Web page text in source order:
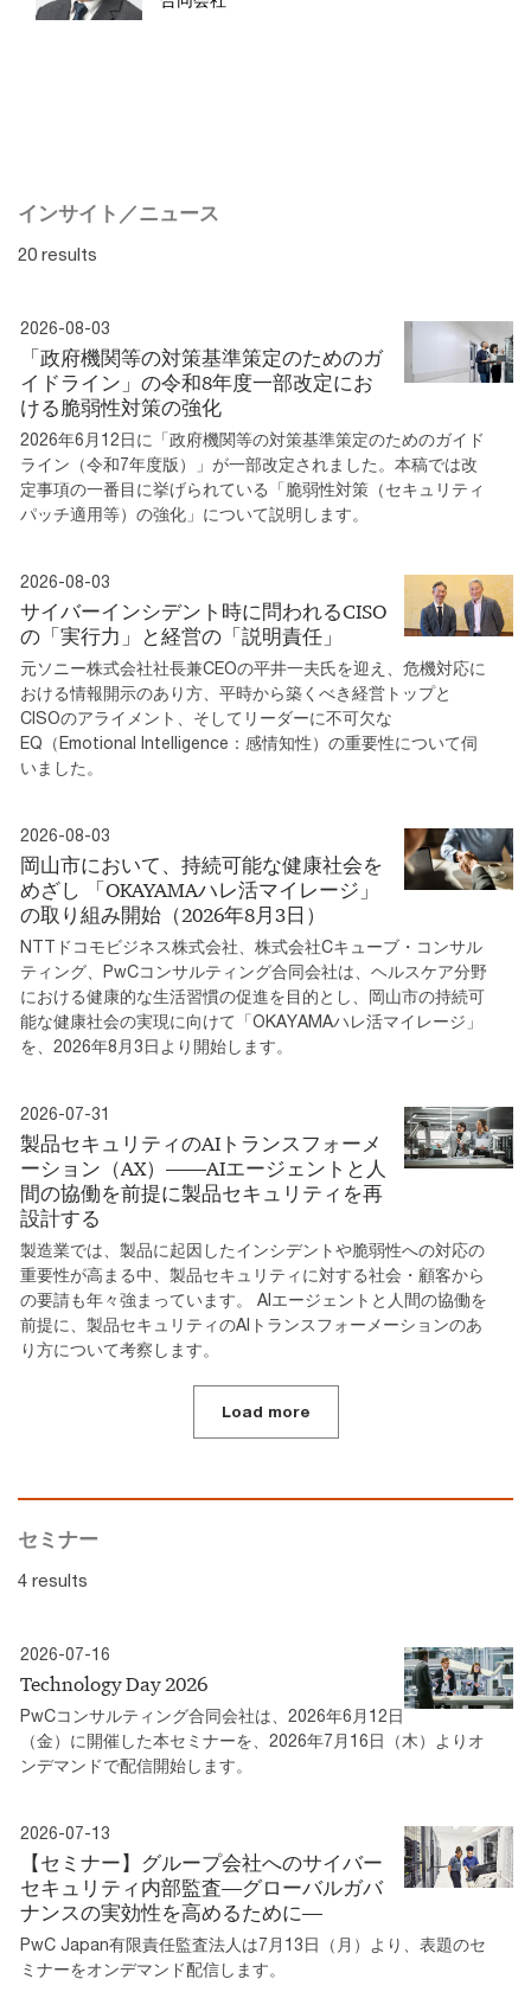
インサイト／ニュース
20 results
2026-08-03
「政府機関等の対策基準策定のためのガ
イドライン」の令和8年度一部改定にお
ける脆弱性対策の強化
2026年6月12日に「政府機関等の対策基準策定のためのガイド
ライン（令和7年度版）」が一部改定されました。本稿では改
定事項の一番目に挙げられている「脆弱性対策（セキュリティ
パッチ適用等）の強化」について説明します。
2026-08-03
サイバーインシデント時に問われるCISO
の「実行力」と経営の「説明責任」
元ソニー株式会社社長兼CEOの平井一夫氏を迎え、危機対応に
おける情報開示のあり方、平時から築くべき経営トップと
CISOのアライメント、そしてリーダーに不可欠な
EQ（Emotional Intelligence：感情知性）の重要性について伺
いました。
2026-08-03
岡山市において、持続可能な健康社会を
めざし 「OKAYAMAハレ活マイレージ」
の取り組み開始（2026年8月3日）
NTTドコモビジネス株式会社、株式会社Cキューブ・コンサル
ティング、PwCコンサルティング合同会社は、ヘルスケア分野
における健康的な生活習慣の促進を目的とし、岡山市の持続可
能な健康社会の実現に向けて「OKAYAMAハレ活マイレージ」
を、2026年8月3日より開始します。
2026-07-31
製品セキュリティのAIトランスフォーメ
ーション（AX）――AIエージェントと人
間の協働を前提に製品セキュリティを再
設計する
製造業では、製品に起因したインシデントや脆弱性への対応の
重要性が高まる中、製品セキュリティに対する社会・顧客から
の要請も年々強まっています。 AIエージェントと人間の協働を
前提に、製品セキュリティのAIトランスフォーメーションのあ
り方について考察します。
Load more
セミナー
4 results
2026-07-16
Technology Day 2026
PwCコンサルティング合同会社は、2026年6月12日
（金）に開催した本セミナーを、2026年7月16日（木）よりオ
ンデマンドで配信開始します。
2026-07-13
【セミナー】グループ会社へのサイバー
セキュリティ内部監査―グローバルガバ
ナンスの実効性を高めるために―
PwC Japan有限責任監査法人は7月13日（月）より、表題のセ
ミナーをオンデマンド配信します。